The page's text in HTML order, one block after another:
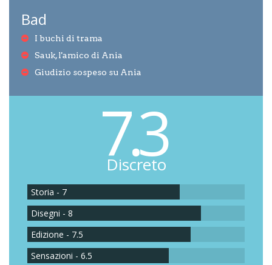
Bad
I buchi di trama
Sauk, l'amico di Ania
Giudizio sospeso su Ania
7.3
Discreto
Storia - 7
Disegni - 8
Edizione - 7.5
Sensazioni - 6.5